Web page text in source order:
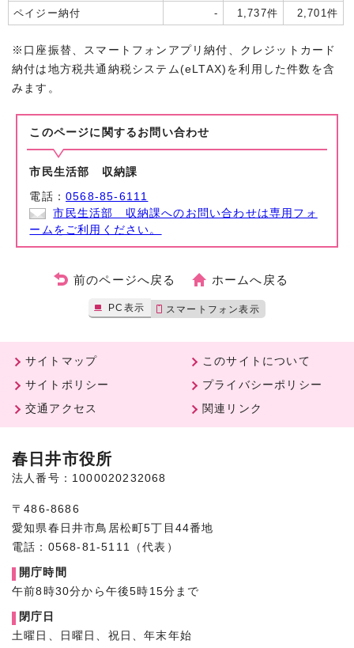
ペイジー納付 - 1,737件 2,701件
※口座振替、スマートフォンアプリ納付、クレジットカード
納付は地方税共通納税システム(eLTAX)を利用した件数を含
みます。
このページに関する お問い合わせ
市民生活部 収納課
電話：0568-85-6111
市民生活部 収納課へのお問い合わせは専用フォ
ームをご利用ください。
前のページへ戻る ホームへ戻る
PC表示 スマートフォン表示
サイトマップ
このサイトについて
サイトポリシー
プライバシーポリシー
交通アクセス
関連リンク
春日井市役所
法人番号：1000020232068
〒486-8686
愛知県春日井市鳥居松町5丁目44番地
電話：0568-81-5111（代表）
開庁時間
午前8時30分から午後5時15分まで
閉庁日
土曜日、日曜日、祝日、年末年始